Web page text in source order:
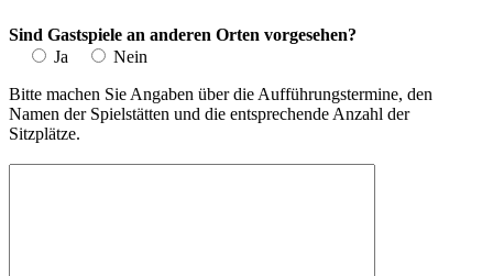
Sind Gastspiele an anderen Orten vorgesehen?
Ja
Nein
Bitte machen Sie Angaben über die Aufführungstermine, den
Namen der Spielstätten und die entsprechende Anzahl der
Sitzplätze.